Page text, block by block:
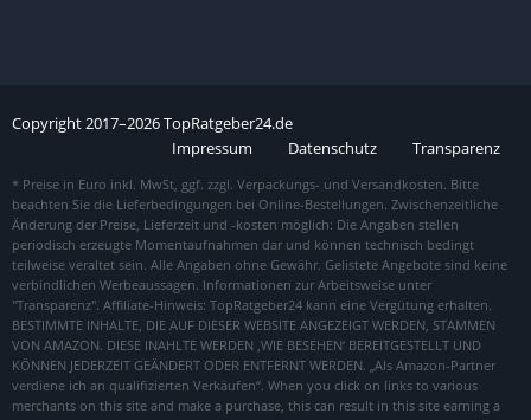
Copyright2017–2026TopRatgeber24.de
Impressum
Datenschutz Transparenz